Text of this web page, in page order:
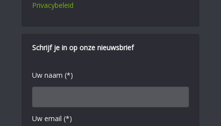
Privacybeleid
Schrijf je in op onze nieuwsbrief
Uw naam (*)
Uw email (*)